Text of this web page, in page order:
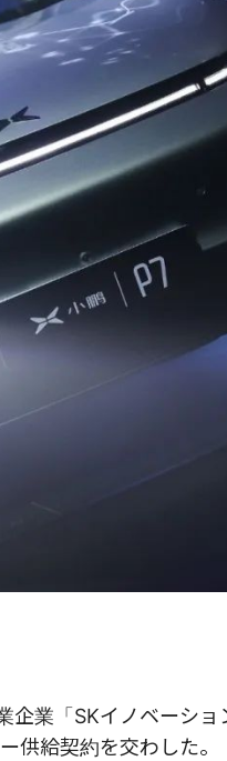
企業「SKイノベーショ
供給契約を交わした。